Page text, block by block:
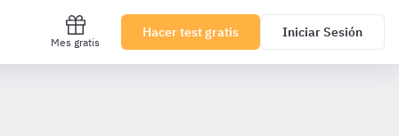
Mes gratis
Hacer test gratis Iniciar Sesión